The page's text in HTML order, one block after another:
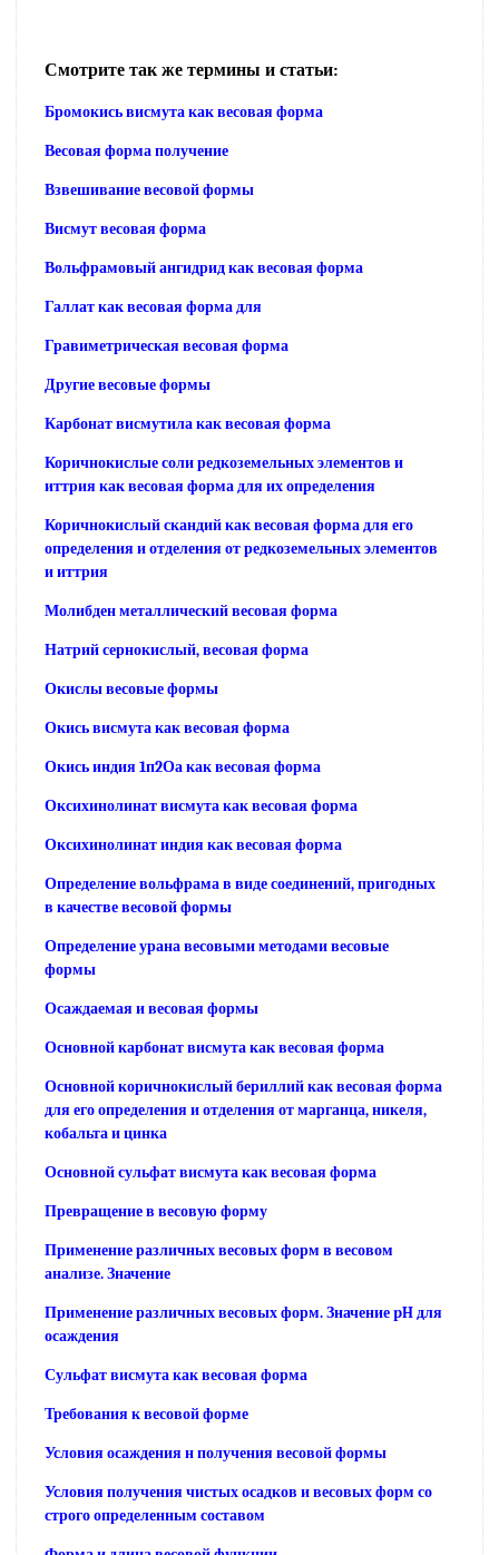
Смотрите так же термины и статьи:
Бромокись висмута как весовая форма
Весовая форма получение
Взвешивание весовой формы
Висмут весовая форма
Вольфрамовый ангидрид как весовая форма
Галлат как весовая форма для
Гравиметрическая весовая форма
Другие весовые формы
Карбонат висмутила как весовая форма
Коричнокислые соли редкоземельных элементов и
иттрия как весовая форма для их определения
Коричнокислый скандий как весовая форма для его
определения и отделения от редкоземельных элементов
и иттрия
Молибден металлический весовая форма
Натрий сернокислый, весовая форма
Окислы весовые формы
Окись висмута как весовая форма
Окись индия 1п2Оа как весовая форма
Оксихинолинат висмута как весовая форма
Оксихинолинат индия как весовая форма
Определение вольфрама в виде соединений, пригодных
в качестве весовой формы
Определение урана весовыми методами весовые
формы
Осаждаемая и весовая формы
Основной карбонат висмута как весовая форма
Основной коричнокислый бериллий как весовая форма
для его определения и отделения от марганца, никеля,
кобальта и цинка
Основной сульфат висмута как весовая форма
Превращение в весовую форму
Применение различных весовых форм в весовом
анализе. Значение
Применение различных весовых форм. Значение pH для
осаждения
Сульфат висмута как весовая форма
Требования к весовой форме
Условия осаждения н получения весовой формы
Условия получения чистых осадков и весовых форм со
строго определенным составом